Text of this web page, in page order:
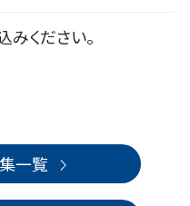
ください。
一覧